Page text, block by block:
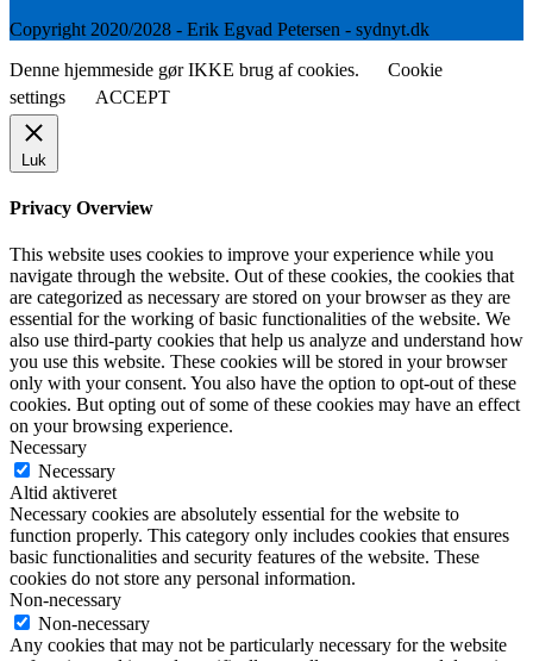
Copyright 2020/2028 - Erik Egvad Petersen - sydnyt.dk
Denne hjemmeside gør IKKE brug af cookies.
Cookie
settings
ACCEPT
Luk
Privacy Overview
This website uses cookies to improve your experience while you
navigate through the website. Out of these cookies, the cookies that
are categorized as necessary are stored on your browser as they are
essential for the working of basic functionalities of the website. We
also use third-party cookies that help us analyze and understand how
you use this website. These cookies will be stored in your browser
only with your consent. You also have the option to opt-out of these
cookies. But opting out of some of these cookies may have an effect
on your browsing experience.
Necessary
Necessary
Altid aktiveret
Necessary cookies are absolutely essential for the website to
function properly. This category only includes cookies that ensures
basic functionalities and security features of the website. These
cookies do not store any personal information.
Non-necessary
Non-necessary
Any cookies that may not be particularly necessary for the website